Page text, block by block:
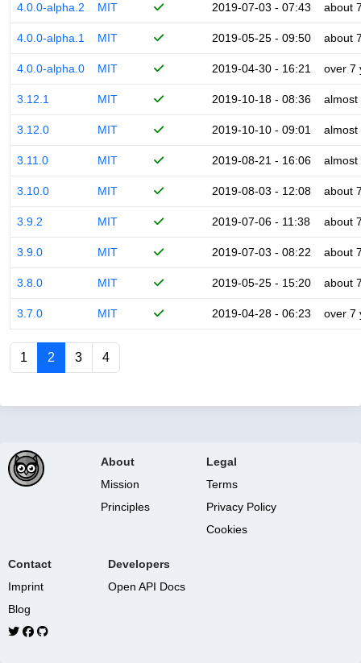
4.0.0-alpha.2 MIT 2019-07-03 - 07:43 about
4.0.0-alpha.1 MIT 2019-05-25 - 09:50 about
4.0.0-alpha.0 MIT 2019-04-30 - 16:21 over 7
3.12.1 MIT 2019-10-18 - 08:36 almost
3.12.0 MIT 2019-10-10 - 09:01 almost
3.11.0 MIT 2019-08-21 - 16:06 almost
3.10.0 MIT 2019-08-03 - 12:08 about
3.9.2 MIT 2019-07-06 - 11:38 about
3.9.0 MIT 2019-07-03 - 08:22 about
3.8.0 MIT 2019-05-25 - 15:20 about
3.7.0 MIT 2019-04-28 - 06:23 over 7
1 2 3 4
About
Mission
Principles
Legal
Terms
Privacy Policy
Cookies
Contact
Imprint
Blog
Developers
Open API Docs